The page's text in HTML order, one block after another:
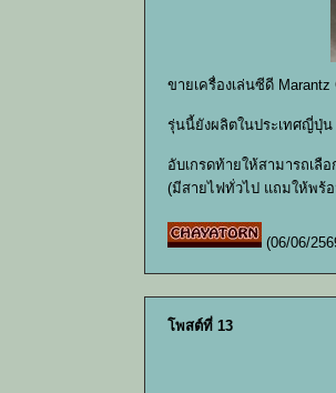
ขายเครื่องเล่นซีดี
รุ่นนี้ยังผลิตในประเทศญี่ปุ่
อับเกรดท้ายให้สามารถเลื
(มีสายไฟทั่วไป แถมให้พร้
(06/06/
โพสต์ที่ 13